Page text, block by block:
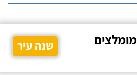
שנה עיר